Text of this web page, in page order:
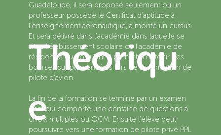
Théoriqu
e
Guadeloupe, il sera proposé seulement où un
professeur possède le Certificat d'aptitude à
l'enseignement aéronautique, a monté un cursus.
Et sera délivré dans l'académie dans laquelle se
situe l'établissement scolaire ou l'académie de
résidence du postulant. Il permet d’obtenir des
bourses supplémentaires lors de sa formation de
pilote d'avion.
La fin de la formation se termine par un examen
écrit qui comporte une centaine de questions à
choix multiples ou QCM. Ensuite l'élève peut
poursuivre vers une formation de pilote privé PPL